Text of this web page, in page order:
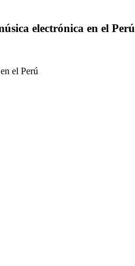
electrónica en el Perú
el Perú